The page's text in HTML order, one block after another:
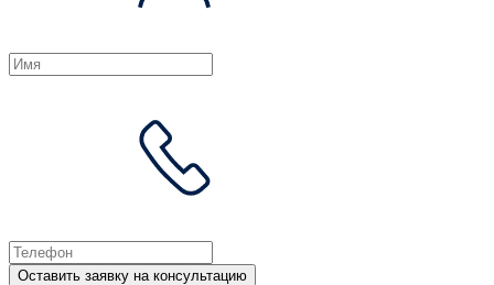
Оставить заявку на консультацию